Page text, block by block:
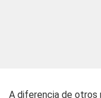
A diferencia de otros